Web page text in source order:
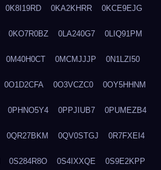
0K8I19RD 0KA2KHRR 0KCE9EJG
0KO7R0BZ 0LA240G7 0LIQ91PM
0M40H0CT 0MCMJJJP 0N1LZI50
0O1D2CFA 0O3VCZC0 0OY5HHNM
0PHNO5Y4 0PPJIUB7 0PUMEZB4
0QR27BKM 0QV0STGJ 0R7FXEI4
0S284R8O 0S4IXXQE 0S9E2KPP